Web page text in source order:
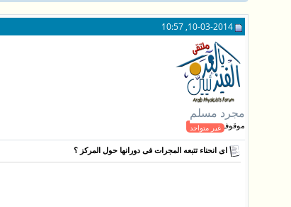
مجرد مسلم
غير متواجدموقوف
اى انحناء تتبعه المجرات فى دورانها حول المركز ؟